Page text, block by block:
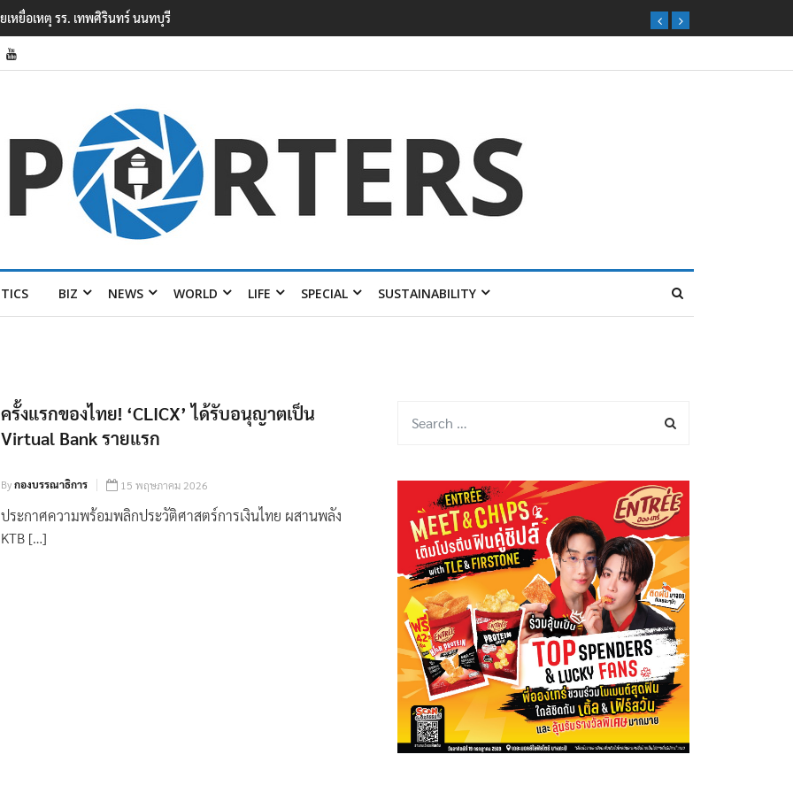
งในโรงเรียนเทพศิรินทร์ นนทบุรี พบเด็กก่อ
BIZ NEWS WORLD LIFE SPECIAL SUSTAINABILITY
ครั้งแรกของไทย! ‘CLICX’ ได้รับอนุญาตเป็น
Virtual Bank รายแรก
Byกองบรรณาธิการ 15 พฤษภาคม 2026
ประกาศความพร้อมพลิกประวัติศาสตร์การเงินไทย ผสานพลัง
KTB […]